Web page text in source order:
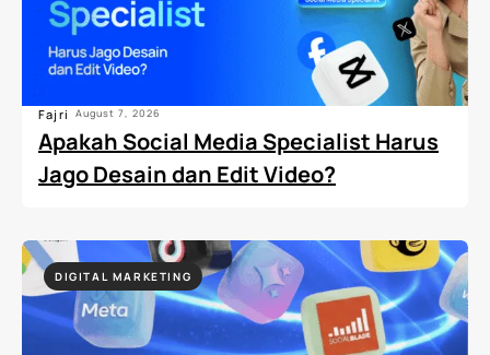
Fajri August 7, 2026
Apakah Social Media Specialist Harus
Jago Desain dan Edit Video?
DIGITAL MARKETING